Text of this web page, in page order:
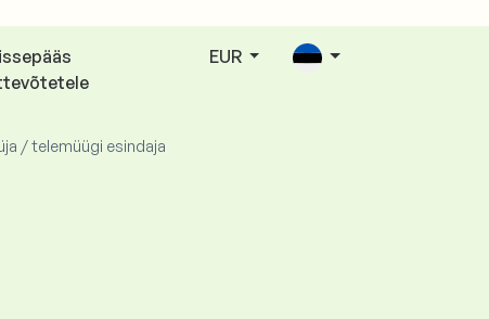
EUR
/ telemüügi esindaja